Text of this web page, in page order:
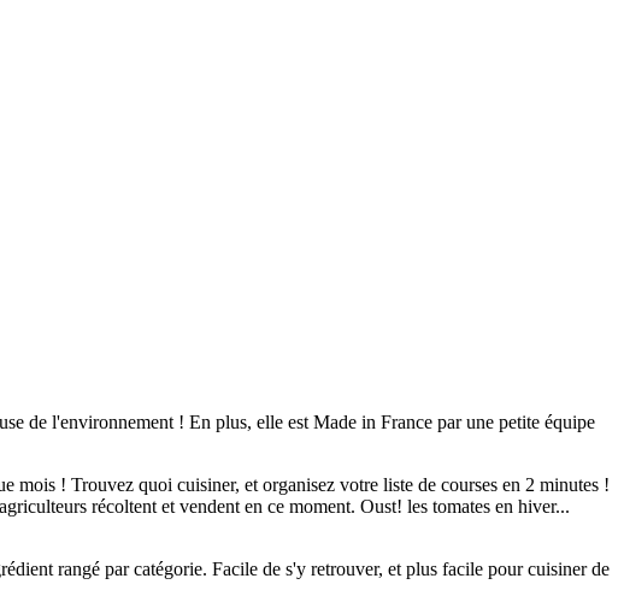
de l'environnement ! En plus, elle est Made in France par une petite équipe
mois ! Trouvez quoi cuisiner, et organisez votre liste de courses en 2 minutes !
récoltent et vendent en ce moment. Oust! les tomates en hiver...
rangé par catégorie. Facile de s'y retrouver, et plus facile pour cuisiner de